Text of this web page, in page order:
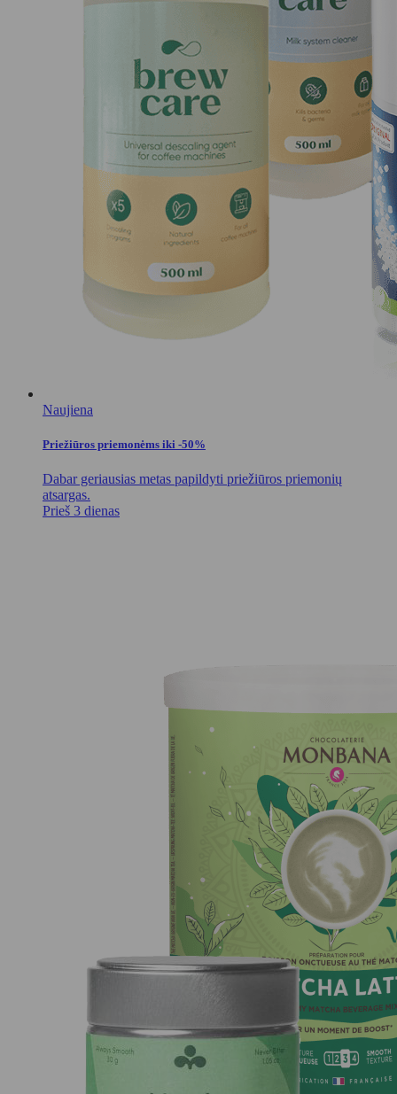
Naujiena
Priežiūros priemonėms iki -50%
Dabar geriausias metas papildyti priežiūros priemonių
atsargas.
Prieš 3 dienas